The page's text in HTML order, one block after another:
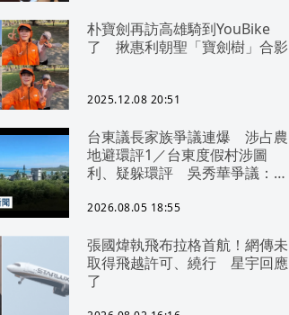
朴寶劍再訪高雄騎到YouBike
了 揪惠利朝聖「寶劍樹」合影
2025.12.08 20:51
台東議長家族爭議連爆 涉占農
地避環評1／台東度假村涉圖
利、疑躲環評 吳秀華爭議：概
2026.08.05 18:55
張國煒執飛布拉格首航！網傳未
取得飛越許可、繞行 星宇回應
了